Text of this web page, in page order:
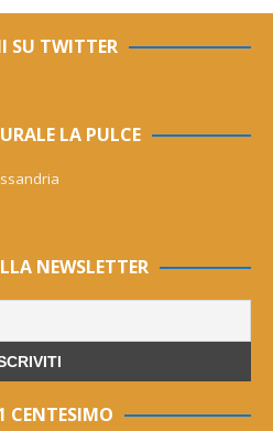
SU TWITTER
LA PULCE
NEWSLETTER
CENTESIMO